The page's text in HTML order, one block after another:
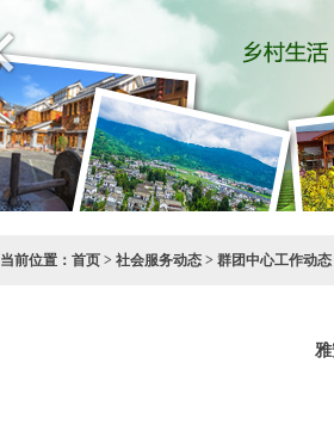
当前位置： 首页 > 社会服务动态 > 群团中心工作动态